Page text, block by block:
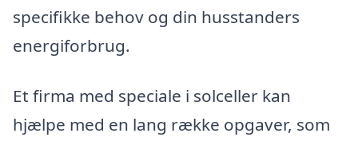
specifikke behov og din husstanders
energiforbrug.
Et firma med speciale i solceller kan
hjælpe med en lang række opgaver, som